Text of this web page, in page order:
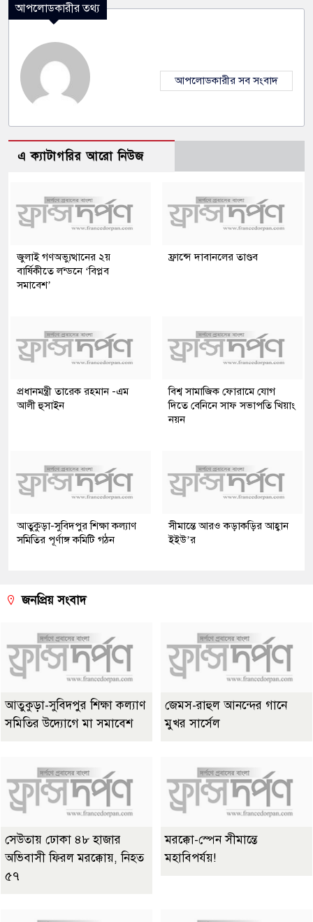
আপলোডকারীর তথ্য
আপলোডকারীর সব সংবাদ
এ ক্যাটাগরির আরো নিউজ
জুলাই গণঅভ্যুত্থানের ২য়
বার্ষিকীতে লন্ডনে ‘বিপ্লব
সমাবেশ’
ফ্রান্সে দাবানলের তাণ্ডব
প্রধানমন্ত্রী তারেক রহমান -এম
আলী হুসাইন
বিশ্ব সামাজিক ফোরামে যোগ
দিতে বেনিনে সাফ সভাপতি খিয়াং
নয়ন
আতুকুড়া-সুবিদপুর শিক্ষা কল্যাণ
সমিতির পূর্ণাঙ্গ কমিটি গঠন
সীমান্তে আরও কড়াকড়ির আহ্বান
ইইউ’র
জনপ্রিয় সংবাদ
আতুকুড়া-সুবিদপুর শিক্ষা কল্যাণ
সমিতির উদ্যোগে মা সমাবেশ
জেমস-রাহুল আনন্দের গানে
মুখর সার্সেল
সেউতায় ঢোকা ৪৮ হাজার
অভিবাসী ফিরল মরক্কোয়, নিহত
৫৭
মরক্কো-স্পেন সীমান্তে
মহাবিপর্যয়!